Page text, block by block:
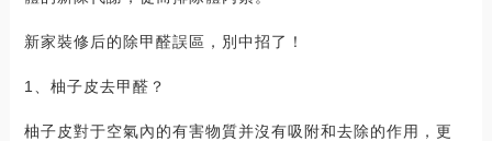
新家裝修后的除甲醛誤區，別中招了！
1、柚子皮去甲醛？
柚子皮對于空氣內的有害物質并沒有吸附和去除的作用，更